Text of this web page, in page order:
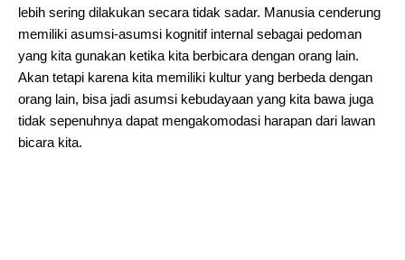
lebih sering dilakukan secara tidak sadar. Manusia cenderung
memiliki asumsi-asumsi kognitif internal sebagai pedoman
yang kita gunakan ketika kita berbicara dengan orang lain.
Akan tetapi karena kita memiliki kultur yang berbeda dengan
orang lain, bisa jadi asumsi kebudayaan yang kita bawa juga
tidak sepenuhnya dapat mengakomodasi harapan dari lawan
bicara kita.